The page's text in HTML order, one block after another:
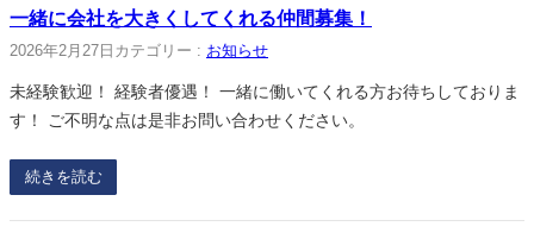
一緒に会社を大きくしてくれる仲間募集！
2026年2月27日 カテゴリー : お知らせ
未経験歓迎！ 経験者優遇！ 一緒に働いてくれる方お待ちしておりま
す！ ご不明な点は是非お問い合わせください。
続きを読む